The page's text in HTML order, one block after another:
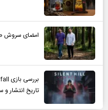
امضای سروش
تاریخ انتشار و